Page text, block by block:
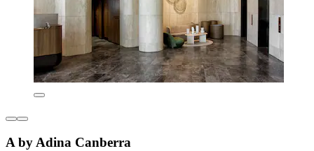
A by Adina Canberra